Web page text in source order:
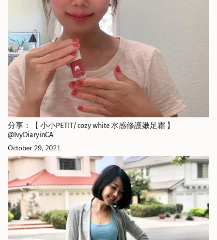
分享：【 小小PETIT/ cozy white 水感修護嫩足霜 】
@IvyDiaryinCA
October 29, 2021